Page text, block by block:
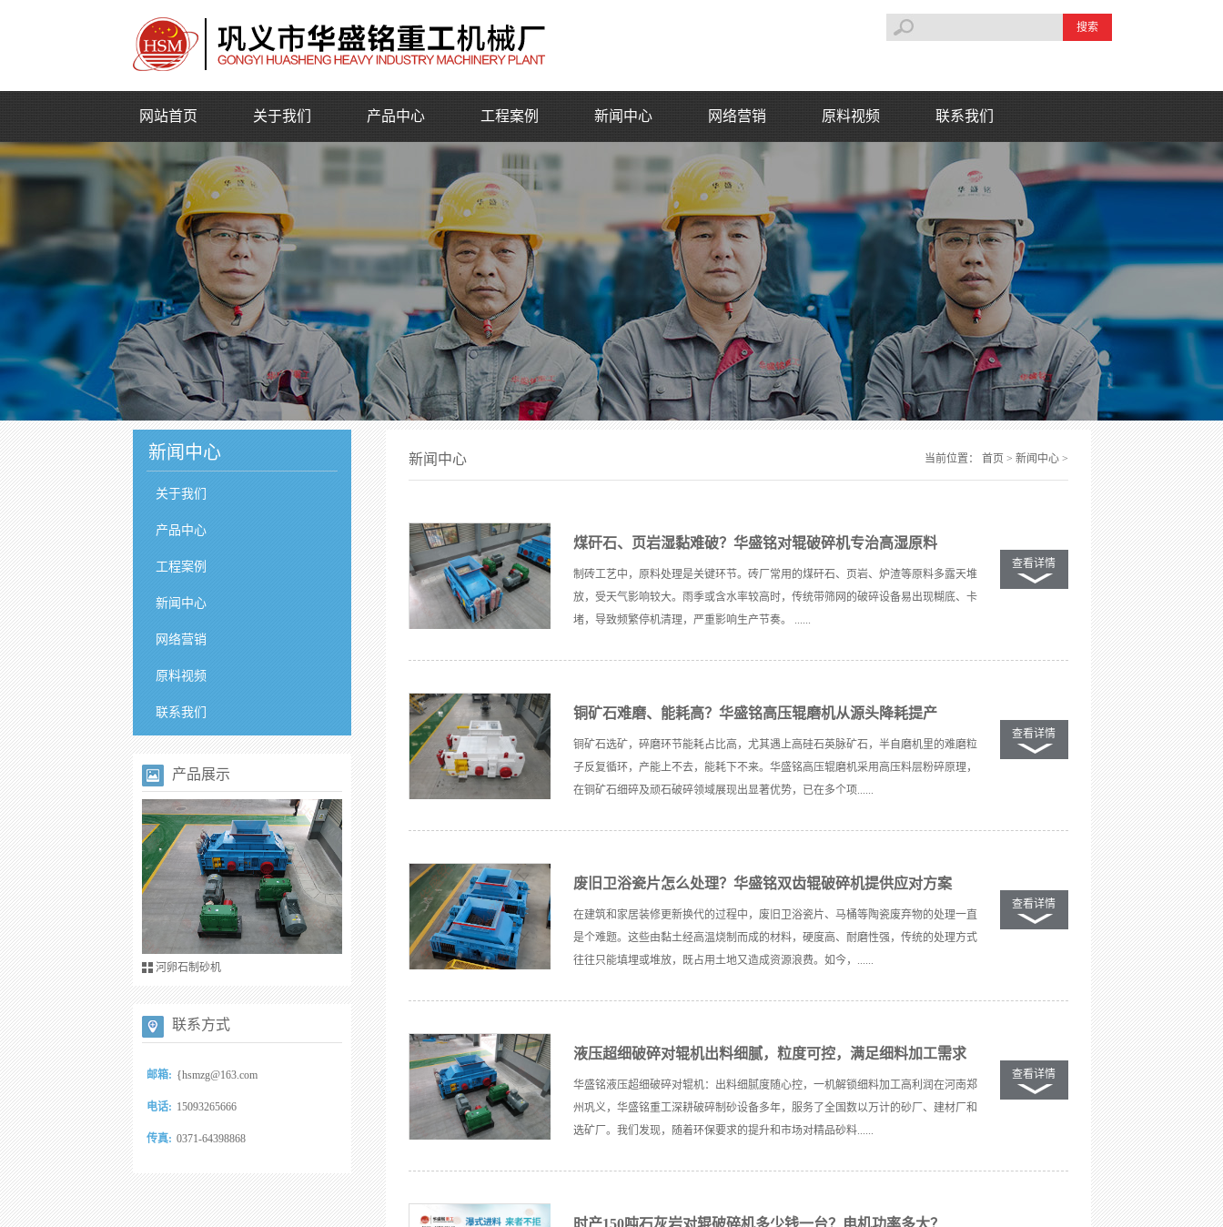
搜索
网站首页 关于我们 产品中心 工程案例 新闻中心
公司动态
网络营销 原料视频 联系我们
新闻中心
关于我们
产品中心
工程案例
新闻中心
网络营销
原料视频
联系我们
产品展示
河卵石制砂机
联系方式
邮箱: {hsmzg@163.com
电话: 15093265666
传真: 0371-64398868
新闻中心 当前位置： 首页 > 新闻中心>
煤矸石、页岩湿黏难破？华盛铭对辊破碎机专治高湿原料
制砖工艺中，原料处理是关键环节。砖厂常用的煤矸石、页岩、炉渣等原料多露天堆
放，受天气影响较大。雨季或含水率较高时，传统带筛网的破碎设备易出现糊底、卡
堵，导致频繁停机清理，严重影响生产节奏。 ......
查看详情
铜矿石难磨、能耗高？华盛铭高压辊磨机从源头降耗提产
铜矿石选矿，碎磨环节能耗占比高，尤其遇上高硅石英脉矿石，半自磨机里的难磨粒
子反复循环，产能上不去，能耗下不来。华盛铭高压辊磨机采用高压料层粉碎原理，
在铜矿石细碎及顽石破碎领域展现出显著优势，已在多个项......
查看详情
废旧卫浴瓷片怎么处理？华盛铭双齿辊破碎机提供应对方案
在建筑和家居装修更新换代的过程中，废旧卫浴瓷片、马桶等陶瓷废弃物的处理一直
是个难题。这些由黏土经高温烧制而成的材料，硬度高、耐磨性强，传统的处理方式
往往只能填埋或堆放，既占用土地又造成资源浪费。如今，......
查看详情
液压超细破碎对辊机出料细腻，粒度可控，满足细料加工需求
华盛铭液压超细破碎对辊机：出料细腻度随心控，一机解锁细料加工高利润在河南郑
州巩义，华盛铭重工深耕破碎制砂设备多年，服务了全国数以万计的砂厂、建材厂和
选矿厂。我们发现，随着环保要求的提升和市场对精品砂料......
查看详情
时产150吨石灰岩对辊破碎机多少钱一台？电机功率多大？